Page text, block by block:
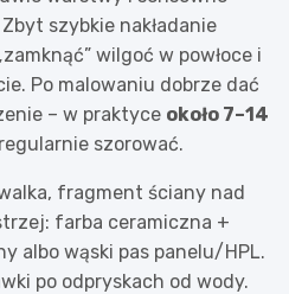
szybkie nakładanie
wilgoć w powłoce i
Po malowaniu dobrze dać
– w praktyce około 7–14
szorować.
fragment ściany nad
farba ceramiczna +
albo wąski pas panelu/HPL.
po odpryskach od wody.